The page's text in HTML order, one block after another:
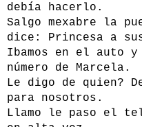
debía hacerlo.
Salgo mexabre la
dice: Princesa a
Ibamos en el auto y
número de Marcela.
Le digo de quien?
para nosotros.
Llamo le paso el